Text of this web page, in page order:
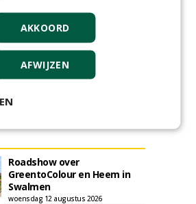
advertentie
Roadshow over
GreentoColour en Heem in
Swalmen
woensdag 12 augustus 2026
AKKOORD
AFWIJZEN